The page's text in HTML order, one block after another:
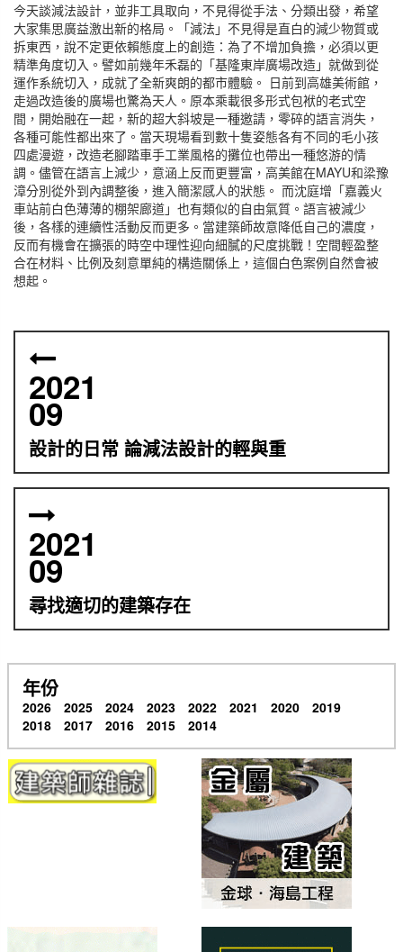
今天談減法設計，並非工具取向，不見得從手法、分類出發，希望
大家集思廣益激出新的格局。「減法」不見得是直白的減少物質或
拆東西，說不定更依賴態度上的創造：為了不增加負擔，必須以更
精準角度切入。譬如前幾年禾磊的「基隆東岸廣場改造」就做到從
運作系統切入，成就了全新爽朗的都市體驗。 日前到高雄美術館，
走過改造後的廣場也驚為天人。原本乘載很多形式包袱的老式空
間，開始融在一起，新的超大斜坡是一種邀請，零碎的語言消失，
各種可能性都出來了。當天現場看到數十隻姿態各有不同的毛小孩
四處漫遊，改造老腳踏車手工業風格的攤位也帶出一種悠游的情
調。儘管在語言上減少，意涵上反而更豐富，高美館在MAYU和梁豫
漳分別從外到內調整後，進入簡潔感人的狀態。 而沈庭增「嘉義火
車站前白色薄薄的棚架廊道」也有類似的自由氣質。語言被減少
後，各樣的連續性活動反而更多。當建築師故意降低自己的濃度，
反而有機會在擴張的時空中理性迎向細膩的尺度挑戰！空間輕盈整
合在材料、比例及刻意單純的構造關係上，這個白色案例自然會被
想起。
2021
09
設計的日常 論減法設計的輕與重
2021
09
尋找適切的建築存在
年份
2026 2025 2024 2023 2022 2021 2020
2019
2018
2017 2016 2015 2014